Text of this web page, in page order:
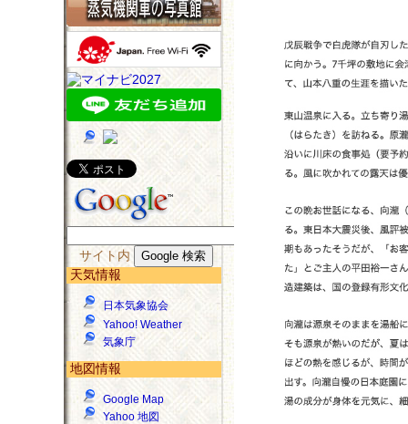
サイト内
天気情報
日本気象協会
Yahoo! Weather
気象庁
地図情報
Google Map
Yahoo 地図